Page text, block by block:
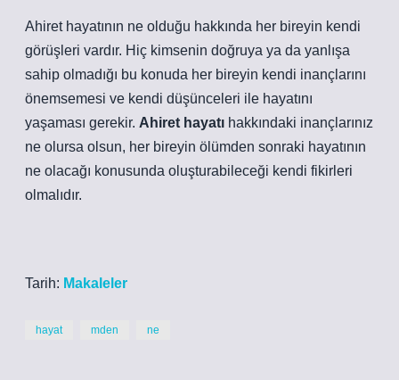
Ahiret hayatının ne olduğu hakkında her bireyin kendi
görüşleri vardır. Hiç kimsenin doğruya ya da yanlışa
sahip olmadığı bu konuda her bireyin kendi inançlarını
önemsemesi ve kendi düşünceleri ile hayatını
yaşaması gerekir. Ahiret hayatı hakkındaki inançlarınız
ne olursa olsun, her bireyin ölümden sonraki hayatının
ne olacağı konusunda oluşturabileceği kendi fikirleri
olmalıdır.
Tarih: Makaleler
hayat mden ne